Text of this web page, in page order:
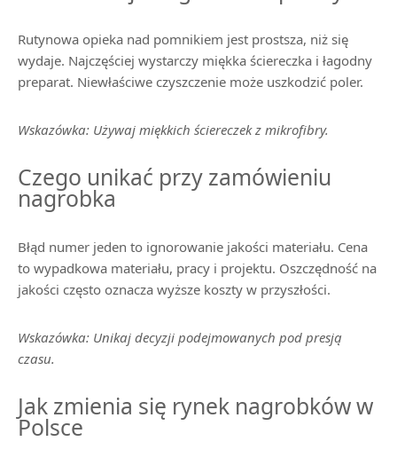
Rutynowa opieka nad pomnikiem jest prostsza, niż się
wydaje. Najczęściej wystarczy miękka ściereczka i łagodny
preparat. Niewłaściwe czyszczenie może uszkodzić poler.
Wskazówka: Używaj miękkich ściereczek z mikrofibry.
Czego unikać przy zamówieniu
nagrobka
Błąd numer jeden to ignorowanie jakości materiału. Cena
to wypadkowa materiału, pracy i projektu. Oszczędność na
jakości często oznacza wyższe koszty w przyszłości.
Wskazówka: Unikaj decyzji podejmowanych pod presją
czasu.
Jak zmienia się rynek nagrobków w
Polsce